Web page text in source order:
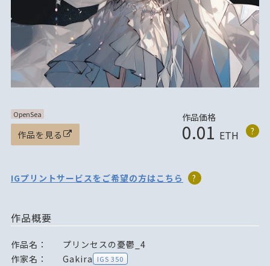
作品価格
0.01 ETH ?
OpenSea
作品を見る
IGプリントサービスをご希望の方はこちら ?
作品概要
作品名：
プリンセスの憂鬱_4
作家名：
Gakira IGS 350